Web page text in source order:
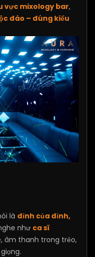
vực mixology bar,
đáo – đúng kiểu
là đỉnh của đỉnh,
như ca sĩ
âm thanh trong trẻo,